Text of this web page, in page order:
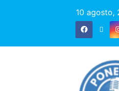
10 agosto,